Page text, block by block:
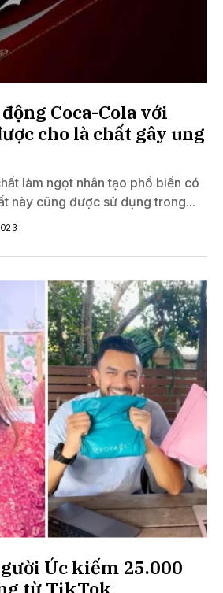
Coca-Cola với
cho là chất gây ung
làm ngọt nhân tạo phổ biến có
này cũng được sử dụng trong...
Úc kiếm 25.000
từ TikTok